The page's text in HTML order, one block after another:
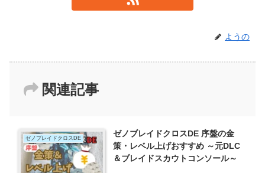
ようの
関連記事
ゼノブレイドクロスDE
ゼノブレイドクロスDE 序盤の金
策・レベル上げおすすめ ～元DLC
＆ブレイドスカウトコンソール～